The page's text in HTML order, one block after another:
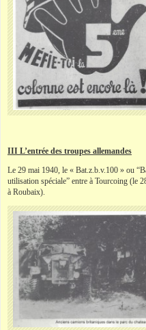
III L’entrée des troupes allemandes
Le 29 mai 1940, le « Bat.z.b.v.100 » ou
utilisation spéciale” entre à Tourcoing (le
à Roubaix).